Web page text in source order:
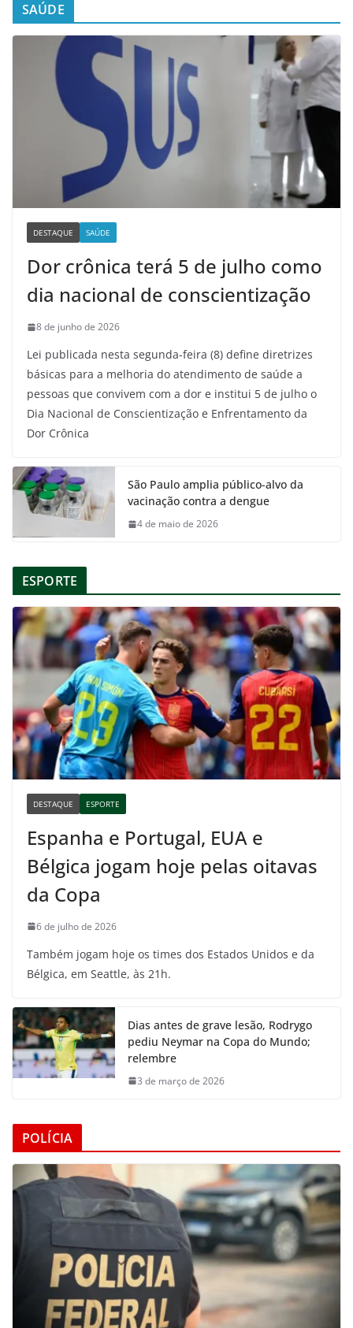
SAÚDE
DESTAQUE SAÚDE
Dor crônica terá 5 de julho como
dia nacional de conscientização
8 de junho de 2026
Lei publicada nesta segunda-feira (8) define diretrizes
básicas para a melhoria do atendimento de saúde a
pessoas que convivem com a dor e institui 5 de julho o
Dia Nacional de Conscientização e Enfrentamento da
Dor Crônica
São Paulo amplia público-alvo da
vacinação contra a dengue
4 de maio de 2026
ESPORTE
DESTAQUE ESPORTE
Espanha e Portugal, EUA e
Bélgica jogam hoje pelas oitavas
da Copa
6 de julho de 2026
Também jogam hoje os times dos Estados Unidos e da
Bélgica, em Seattle, às 21h.
Dias antes de grave lesão, Rodrygo
pediu Neymar na Copa do Mundo;
relembre
3 de março de 2026
POLÍCIA